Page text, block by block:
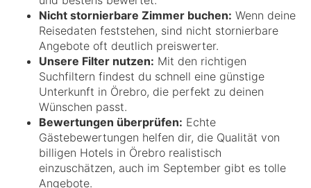
Nicht stornierbare Zimmer buchen: Wenn deine
Reisedaten feststehen, sind nicht stornierbare
Angebote oft deutlich preiswerter.
Unsere Filter nutzen: Mit den richtigen
Suchfiltern findest du schnell eine günstige
Unterkunft in Örebro, die perfekt zu deinen
Wünschen passt.
Bewertungen überprüfen: Echte
Gästebewertungen helfen dir, die Qualität von
billigen Hotels in Örebro realistisch
einzuschätzen, auch im September gibt es tolle
Angebote.